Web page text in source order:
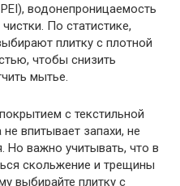
водонепроницаемость
По статистике,
плитку с плотной
чтобы снизить
мытье.
с текстильной
впитывает запахи, не
Но важно учитывать, что в
скольжение и трещины
выбирайте плитку с